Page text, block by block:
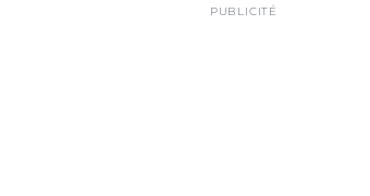
PUBLICITÉ